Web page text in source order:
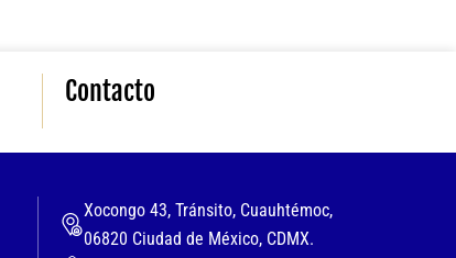
Contacto
Xocongo 43, Tránsito, Cuauhtémoc,
06820 Ciudad de México, CDMX.